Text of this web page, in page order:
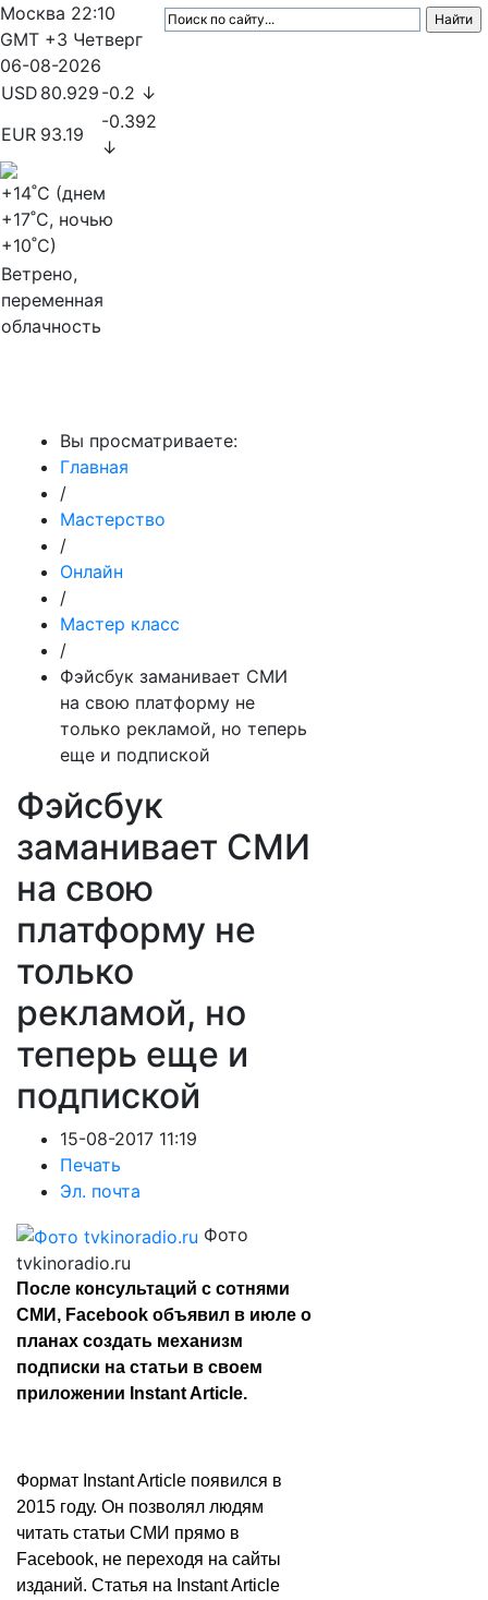
Москва 22:10
GMT +3 Четверг
06-08-2026
USD 80.929 -0.2 ↓
EUR 93.19
-0.392
↓
+14˚C (днем
+17˚C, ночью
+10˚C)
Ветрено,
переменная
облачность
Вы просматриваете:
Главная
/
Мастерство
/
Онлайн
/
Мастер класс
/
Фэйсбук заманивает СМИ
на свою платформу не
только рекламой, но теперь
еще и подпиской
Фэйсбук
заманивает СМИ
на свою
платформу не
только
рекламой, но
теперь еще и
подпиской
15-08-2017 11:19
Печать
Эл. почта
Фото
tvkinoradio.ru
После консультаций с сотнями
СМИ, Facebook объявил в июле о
планах создать механизм
подписки на статьи в своем
приложении Instant Article.
Формат Instant Article появился в
2015 году. Он позволял людям
читать статьи СМИ прямо в
Facebook, не переходя на сайты
изданий. Статья на Instant Article